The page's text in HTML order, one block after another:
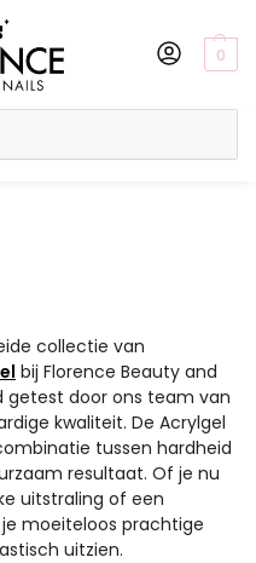
0
collectie van
bij Florence Beauty and
getest door ons team van
kwaliteit. De Acrylgel
tussen hardheid
resultaat. Of je nu
uitstraling of een
moeiteloos prachtige
uitzien.